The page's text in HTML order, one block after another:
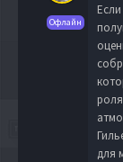
Офлайн
для